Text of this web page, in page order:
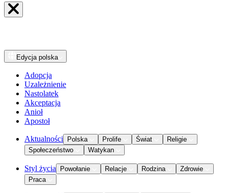
Edycja polska
Adopcja
Uzależnienie
Nastolatek
Akceptacja
Anioł
Apostoł
Aktualności Polska Prolife Świat
Religie
Społeczeństwo
Watykan
Styl życia Powołanie Relacje Rodzina
Zdrowie
Praca